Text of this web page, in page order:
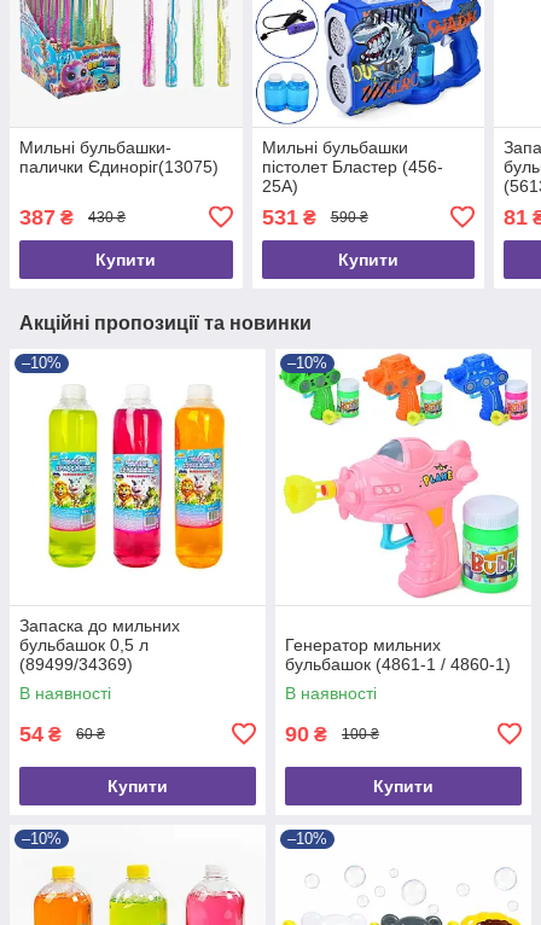
Мильні бульбашки-
палички Єдиноріг(13075)
387 ₴ 430 ₴
Купити
Мильні бульбашки
пістолет Бластер (456-
25A)
531₴ 590 ₴
Купити
81
Акційні пропозиції та новинки
–10%
Запаска до мильних
бульбашок 0,5 л
(89499/34369)
В наявності
54 ₴ 60 ₴
Купити
–10%
Генератор мильних
бульбашок (4861-1 / 4860-1)
В наявності
90 ₴ 100 ₴
Купити
–10% –10%